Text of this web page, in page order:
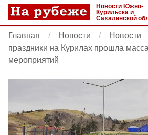
Новости Южно-
Курильска и
Сахалинской
Главная Новости Новости
праздники на Курилах прошла
мероприятий